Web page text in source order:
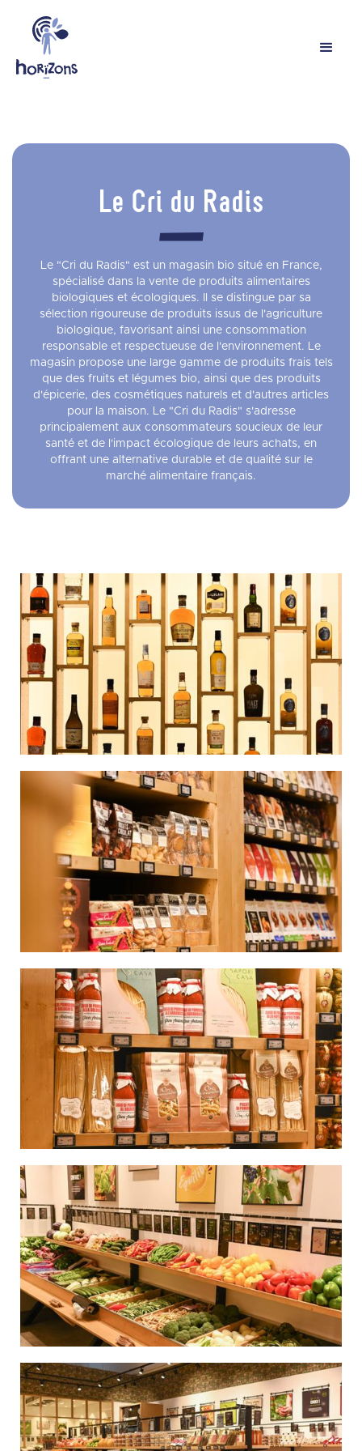
Le Cri du Radis
Le "Cri du Radis" est un magasin bio situé en France,
spécialisé dans la vente de produits alimentaires
biologiques et écologiques. Il se distingue par sa
sélection rigoureuse de produits issus de l'agriculture
biologique, favorisant ainsi une consommation
responsable et respectueuse de l'environnement. Le
magasin propose une large gamme de produits frais tels
que des fruits et légumes bio, ainsi que des produits
d'épicerie, des cosmétiques naturels et d'autres articles
pour la maison. Le "Cri du Radis" s'adresse
principalement aux consommateurs soucieux de leur
santé et de l'impact écologique de leurs achats, en
offrant une alternative durable et de qualité sur le
marché alimentaire français.